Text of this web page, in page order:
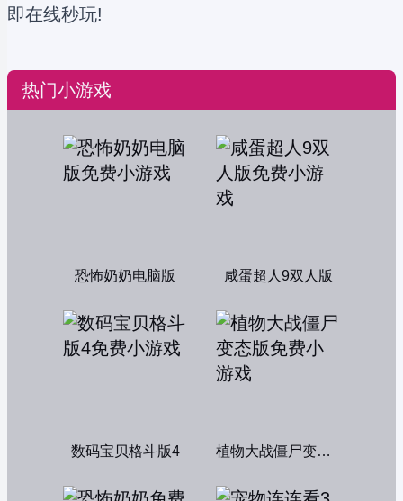
即在线秒玩!
热门小游戏
恐怖奶奶电脑版 咸蛋超人9双人版
数码宝贝格斗版4 植物大战僵尸变态版